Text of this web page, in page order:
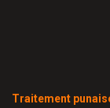
Traitement